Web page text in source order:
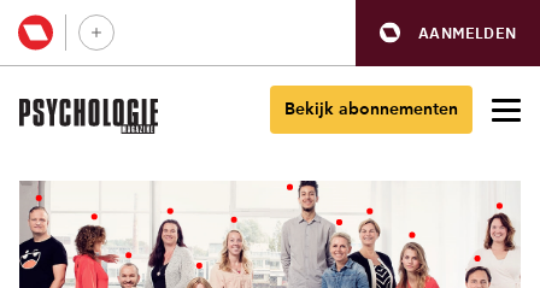
AANMELDEN
Bekijk abonnementen